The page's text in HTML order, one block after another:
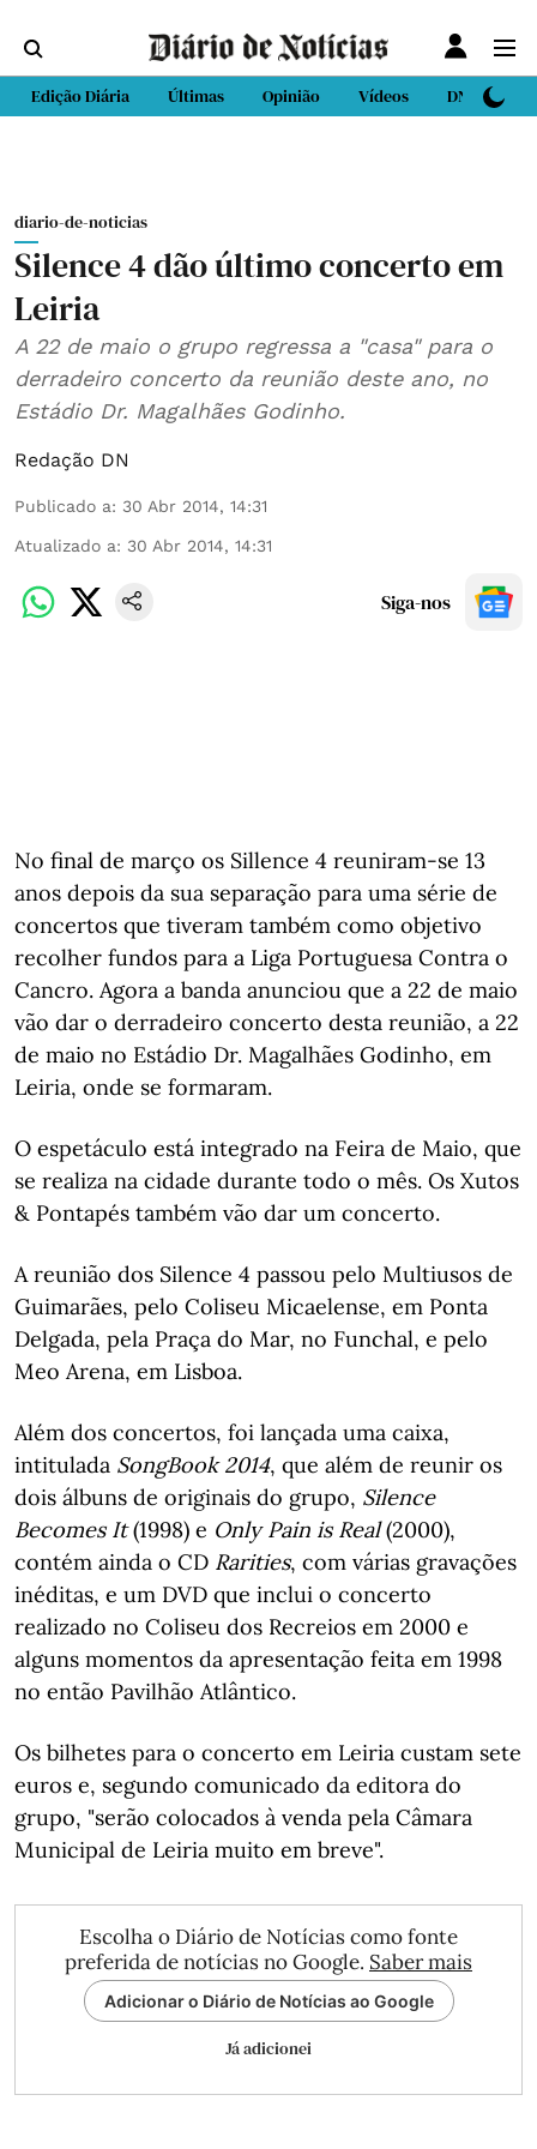
Edição Diária Últimas Opinião Vídeos DN Sport
diario-de-noticias
Silence 4 dão último concerto em
Leiria
A 22 de maio o grupo regressa a "casa" para o
derradeiro concerto da reunião deste ano, no
Estádio Dr. Magalhães Godinho.
Redação DN
Publicado a: 30 Abr 2014, 14:31
Atualizado a: 30 Abr 2014, 14:31
Siga-nos
No final de março os Sillence 4 reuniram-se 13
anos depois da sua separação para uma série de
concertos que tiveram também como objetivo
recolher fundos para a Liga Portuguesa Contra o
Cancro. Agora a banda anunciou que a 22 de maio
vão dar o derradeiro concerto desta reunião, a 22
de maio no Estádio Dr. Magalhães Godinho, em
Leiria, onde se formaram.
O espetáculo está integrado na Feira de Maio, que
se realiza na cidade durante todo o mês. Os Xutos
& Pontapés também vão dar um concerto.
A reunião dos Silence 4 passou pelo Multiusos de
Guimarães, pelo Coliseu Micaelense, em Ponta
Delgada, pela Praça do Mar, no Funchal, e pelo
Meo Arena, em Lisboa.
Além dos concertos, foi lançada uma caixa,
intitulada SongBook 2014, que além de reunir os
dois álbuns de originais do grupo, Silence
Becomes It(1998) e Only Pain is Real(2000),
contém ainda o CD Rarities, com várias gravações
inéditas, e um DVD que inclui o concerto
realizado no Coliseu dos Recreios em 2000 e
alguns momentos da apresentação feita em 1998
no então Pavilhão Atlântico.
Os bilhetes para o concerto em Leiria custam sete
euros e, segundo comunicado da editora do
grupo, "serão colocados à venda pela Câmara
Municipal de Leiria muito em breve".
Escolha o Diário de Notícias como fonte
preferida de notícias no Google. Saber mais
Adicionar o Diário de Notícias ao Google
Já adicionei